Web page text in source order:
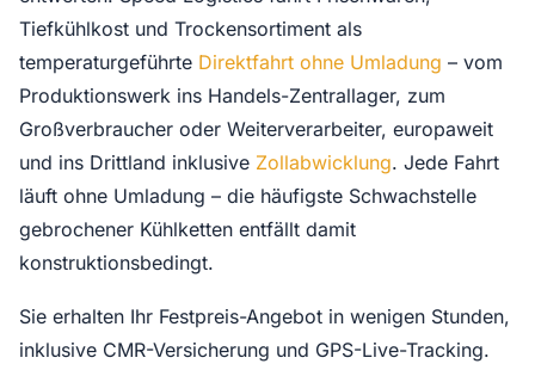
Tiefkühlkost und Trockensortiment als
temperaturgeführte Direktfahrt ohne Umladung – vom
Produktionswerk ins Handels-Zentrallager, zum
Großverbraucher oder Weiterverarbeiter, europaweit
und ins Drittland inklusive Zollabwicklung. Jede Fahrt
läuft ohne Umladung – die häufigste Schwachstelle
gebrochener Kühlketten entfällt damit
konstruktionsbedingt.
Sie erhalten Ihr Festpreis-Angebot in wenigen Stunden,
inklusive CMR-Versicherung und GPS-Live-Tracking.